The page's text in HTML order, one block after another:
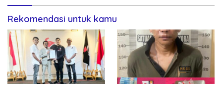
Rekomendasi untuk kamu